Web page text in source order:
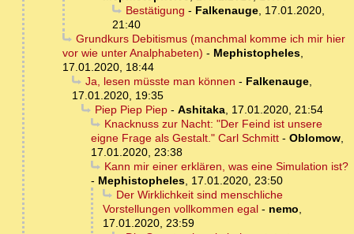
Bestätigung - Falkenauge, 17.01.2020,
21:40
Grundkurs Debitismus (manchmal komme ich mir hier
vor wie unter Analphabeten) - Mephistopheles,
17.01.2020, 18:44
Ja, lesen müsste man können - Falkenauge,
17.01.2020, 19:35
Piep Piep Piep- Ashitaka, 17.01.2020, 21:54
Knacknuss zur Nacht: "Der Feind ist unsere
eigne Frage als Gestalt." Carl Schmitt - Oblomow,
17.01.2020, 23:38
Kann mir einer erklären, was eine Simulation ist?
- Mephistopheles, 17.01.2020, 23:50
Der Wirklichkeit sind menschliche
Vorstellungen vollkommen egal - nemo,
17.01.2020, 23:59